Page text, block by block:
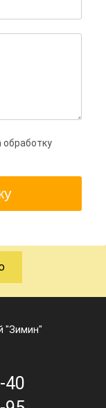
обработку
"Зимин"
40